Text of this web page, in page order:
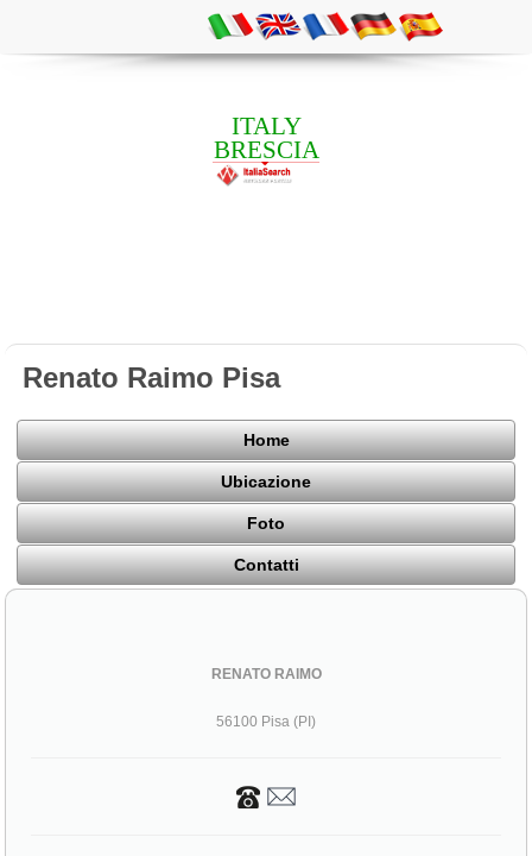
ITALY
BRESCIA
Renato Raimo Pisa
Home
Ubicazione
Foto
Contatti
RENATO RAIMO
56100 Pisa (PI)